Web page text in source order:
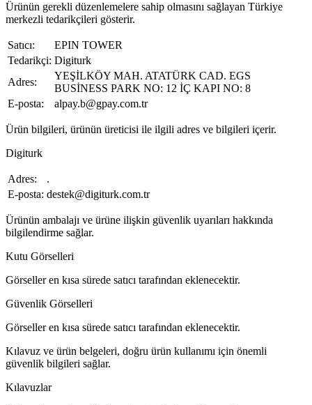
Ürünün gerekli düzenlemelere sahip olmasını sağlayan Türkiye
merkezli tedarikçileri gösterir.
Satıcı:
EPIN TOWER
Tedarikçi: Digiturk
Adres:
YEŞİLKÖY MAH. ATATÜRK CAD. EGS
BUSİNESS PARK NO: 12 İÇ KAPI NO: 8
E-posta:
alpay.b@gpay.com.tr
Ürün bilgileri, ürünün üreticisi ile ilgili adres ve bilgileri içerir.
Digiturk
Adres:
.
E-posta: destek@digiturk.com.tr
Ürünün ambalajı ve ürüne ilişkin güvenlik uyarıları hakkında
bilgilendirme sağlar.
Kutu Görselleri
Görseller en kısa sürede satıcı tarafından eklenecektir.
Güvenlik Görselleri
Görseller en kısa sürede satıcı tarafından eklenecektir.
Kılavuz ve ürün belgeleri, doğru ürün kullanımı için önemli
güvenlik bilgileri sağlar.
Kılavuzlar